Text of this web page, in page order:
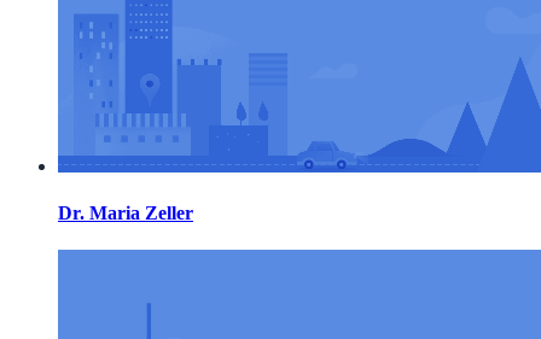
Dr. Maria Zeller